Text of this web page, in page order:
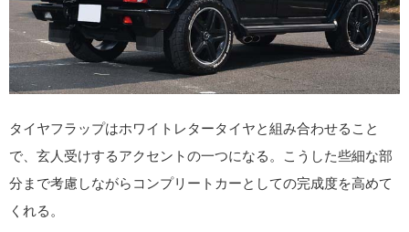
タイヤフラップはホワイトレタータイヤと組み合わせること
で、玄人受けするアクセントの一つになる。こうした些細な部
分まで考慮しながらコンプリートカーとしての完成度を高めて
くれる。